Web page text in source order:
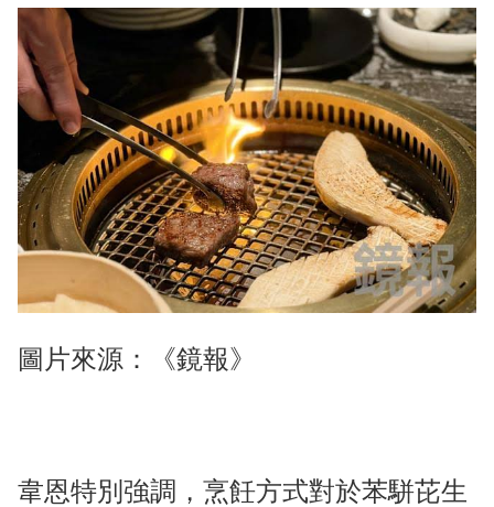
圖片來源：《鏡報》
韋恩特別強調，烹飪方式對於苯駢芘生